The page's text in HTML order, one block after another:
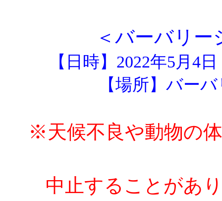
＜バーバリ
【日時】2022年5月4
【場所】バー
※天候不良や動物の
中止することがあ